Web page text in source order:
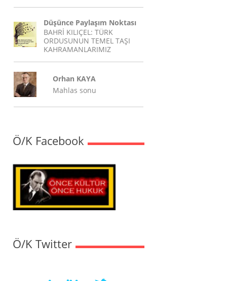
Düşünce Paylaşım Noktası
BAHRİ KILIÇEL: TÜRK
ORDUSUNUN TEMEL TAŞI
KAHRAMANLARIMIZ
Orhan KAYA
Mahlas sonu
Ö/K Facebook
Ö/K Twitter